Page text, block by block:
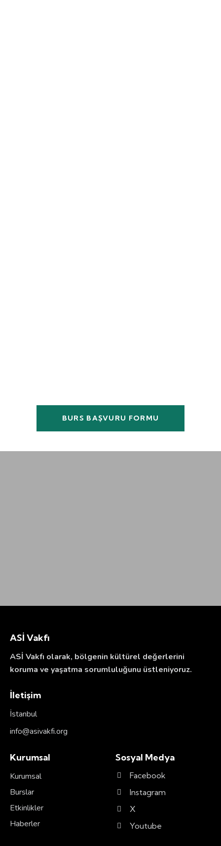
BURS BAŞVURU FORMU
ASİ Vakfı
ASİ Vakfı olarak, bölgenin kültürel değerlerini
koruma ve yaşatma sorumluluğunu üstleniyoruz.
İletişim
İstanbul
info@asivakfi.org
Kurumsal
Kurumsal
Burslar
Etkinlikler
Haberler
Sosyal Medya
Facebook
Instagram
X
Youtube